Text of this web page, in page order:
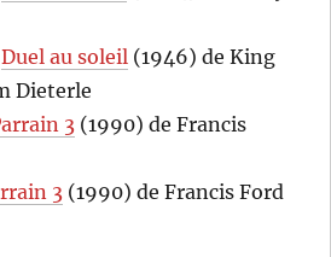
Duel au soleil (1946) de King
Dieterle
3 (1990) de Francis
3 (1990) de Francis Ford